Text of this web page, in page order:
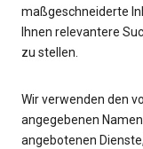
maßgeschneiderte
Ihnen relevantere
zu stellen.
Wir verwenden den
angegebenen
angebotenen